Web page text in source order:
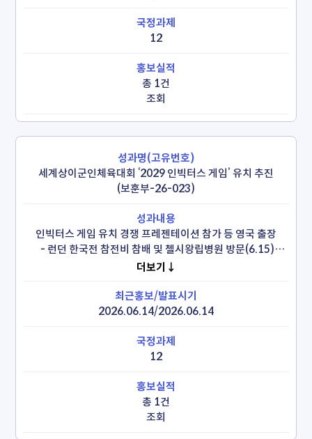
12
총 1건
조회
세계상이군인체육대회 ‘2029 인빅터스 게임’ 유치 추진
(보훈부-26-023)
인빅터스 게임 유치 경쟁 프레젠테이션 참가 등 영국 출장
- 런던 한국전 참전비 참배 및 첼시왕립병원 방문(6.15)
- 2029 인빅터스 게임 개최지 선정을 위한 유치 경쟁
더보기↓
2026.06.14/2026.06.14
12
총 1건
조회